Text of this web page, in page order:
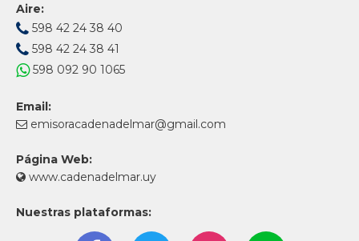
Aire:
598 42 24 38 40
598 42 24 38 41
598 092 90 1065
Email:
emisoracadenadelmar@gmail.com
Página Web:
www.cadenadelmar.uy
Nuestras plataformas: